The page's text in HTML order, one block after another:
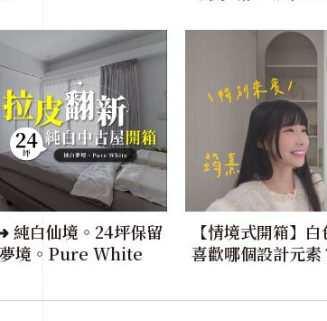
純白仙境。24坪保留
境。Pure White
【情境式開箱】
喜歡哪個設計元